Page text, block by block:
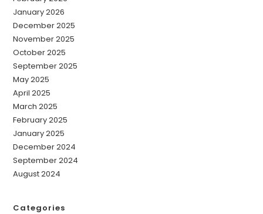
January 2026
December 2025
November 2025
October 2025
September 2025
May 2025
April 2025
March 2025
February 2025
January 2025
December 2024
September 2024
August 2024
Categories